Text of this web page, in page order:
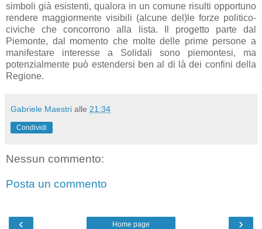
simboli già esistenti, qualora in un comune risulti opportuno
rendere maggiormente visibili (alcune del)le forze politico-
civiche che concorrono alla lista. Il progetto parte dal
Piemonte, dal momento che molte delle prime persone a
manifestare interesse a Solidali sono piemontesi, ma
potenzialmente può estendersi ben al di là dei confini della
Regione.
Gabriele Maestri alle 21:34
Condividi
Nessun commento:
Posta un commento
‹ ›
Home page